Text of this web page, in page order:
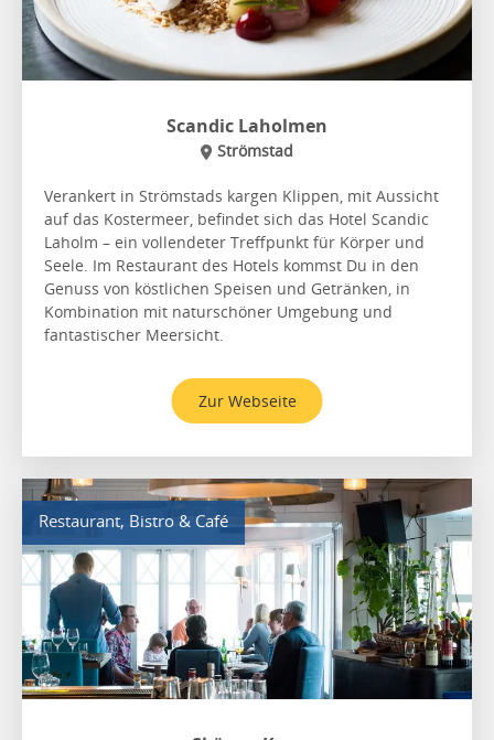
Scandic Laholmen
Strömstad
Verankert in Strömstads kargen Klippen, mit Aussicht
auf das Kostermeer, befindet sich das Hotel Scandic
Laholm – ein vollendeter Treffpunkt für Körper und
Seele. Im Restaurant des Hotels kommst Du in den
Genuss von köstlichen Speisen und Getränken, in
Kombination mit naturschöner Umgebung und
fantastischer Meersicht.
Zur Webseite
Restaurant, Bistro & Café